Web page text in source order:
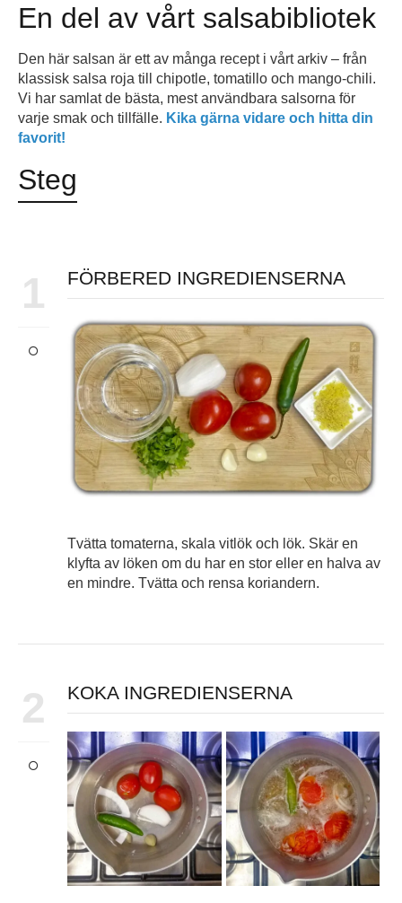
En del av vårt salsabibliotek
Den här salsan är ett av många recept i vårt arkiv – från
klassisk salsa roja till chipotle, tomatillo och mango-chili.
Vi har samlat de bästa, mest användbara salsorna för
varje smak och tillfälle. Kika gärna vidare och hitta din
favorit!
Steg
1 FÖRBERED INGREDIENSERNA
Tvätta tomaterna, skala vitlök och lök. Skär en
klyfta av löken om du har en stor eller en halva av
en mindre. Tvätta och rensa koriandern.
2 KOKA INGREDIENSERNA